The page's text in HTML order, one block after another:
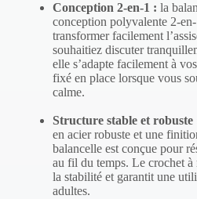
Conception 2-en-1 : la
conception polyvalente 2-
transformer facilement
souhaitiez discuter
elle s’adapte facilement à
fixé en place lorsque vous
calme.
Structure stable et robuste
en acier robuste et une
balancelle est conçue pour
au fil du temps. Le crochet à
la stabilité et garantit une
adultes.